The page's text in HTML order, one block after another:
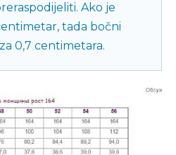
Ako je
tada bočni
0,7 centimetara.